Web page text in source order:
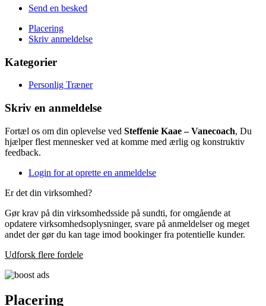
Send en besked
Placering
Skriv anmeldelse
Kategorier
Personlig Træner
Skriv en anmeldelse
Fortæl os om din oplevelse ved Steffenie Kaae – Vanecoach, Du
hjælper flest mennesker ved at komme med ærlig og konstruktiv
feedback.
Login for at oprette en anmeldelse
Er det din virksomhed?
Gør krav på din virksomhedsside på sundti, for omgående at
opdatere virksomhedsoplysninger, svare på anmeldelser og meget
andet der gør du kan tage imod bookinger fra potentielle kunder.
Udforsk flere fordele
Placering